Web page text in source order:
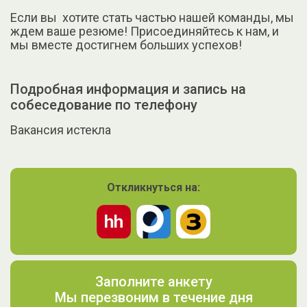
Если вы хотите стать частью нашей команды, мы
ждем ваше резюме! Присоединяйтесь к нам, и
мы вместе достигнем больших успехов!
Подробная информация и запись на
собеседование по телефону
Вакансия истекла
Откликнуться на:
Заполните анкету
Мы перезвоним в течение дня